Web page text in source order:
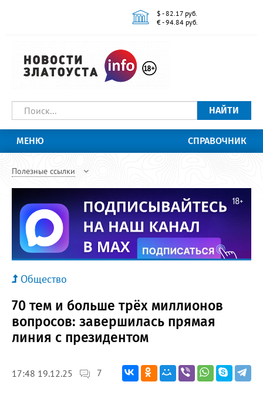
$ - 82.17 руб.
€ - 94.84 руб.
НАЙТИ
МЕНЮ СПРАВОЧНИК
Полезные ссылки
Общество
70 тем и больше трёх миллионов
вопросов: завершилась прямая
линия с президентом
17:48 19.12.25 7